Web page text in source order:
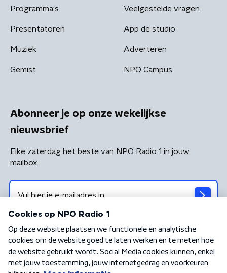
Programma's
Presentatoren
Muziek
Gemist
Veelgestelde vragen
App de studio
Adverteren
NPO Campus
Abonneer je op onze wekelijkse
nieuwsbrief
Elke zaterdag het beste van NPO Radio 1 in jouw
mailbox
Algemene voorwaarden